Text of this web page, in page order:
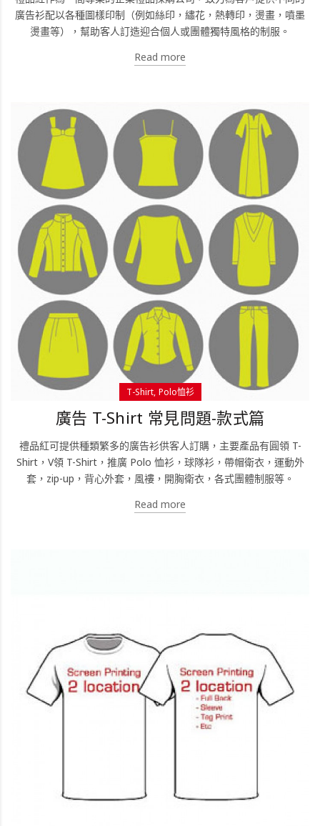
廣告衫配以各種圖樣印制（例如絲印，繡花，熱轉印，燙畫，噴墨
燙畫等），幫助客人訂造迎合個人或團體獨特風格的制服。
Read more
T-Shirt Polo恤衫
廣告 T-Shirt 常見問題-款式篇
禮品紅可提供種類繁多的廣告衫供客人訂購，主要產品有圓領 T-
Shirt，V領 T-Shirt，推廣 Polo 恤衫，球隊衫，帶帽衛衣，運動外
套，zip-up，背心外套，風褸，開胸衛衣，各式團體制服等。
Read more